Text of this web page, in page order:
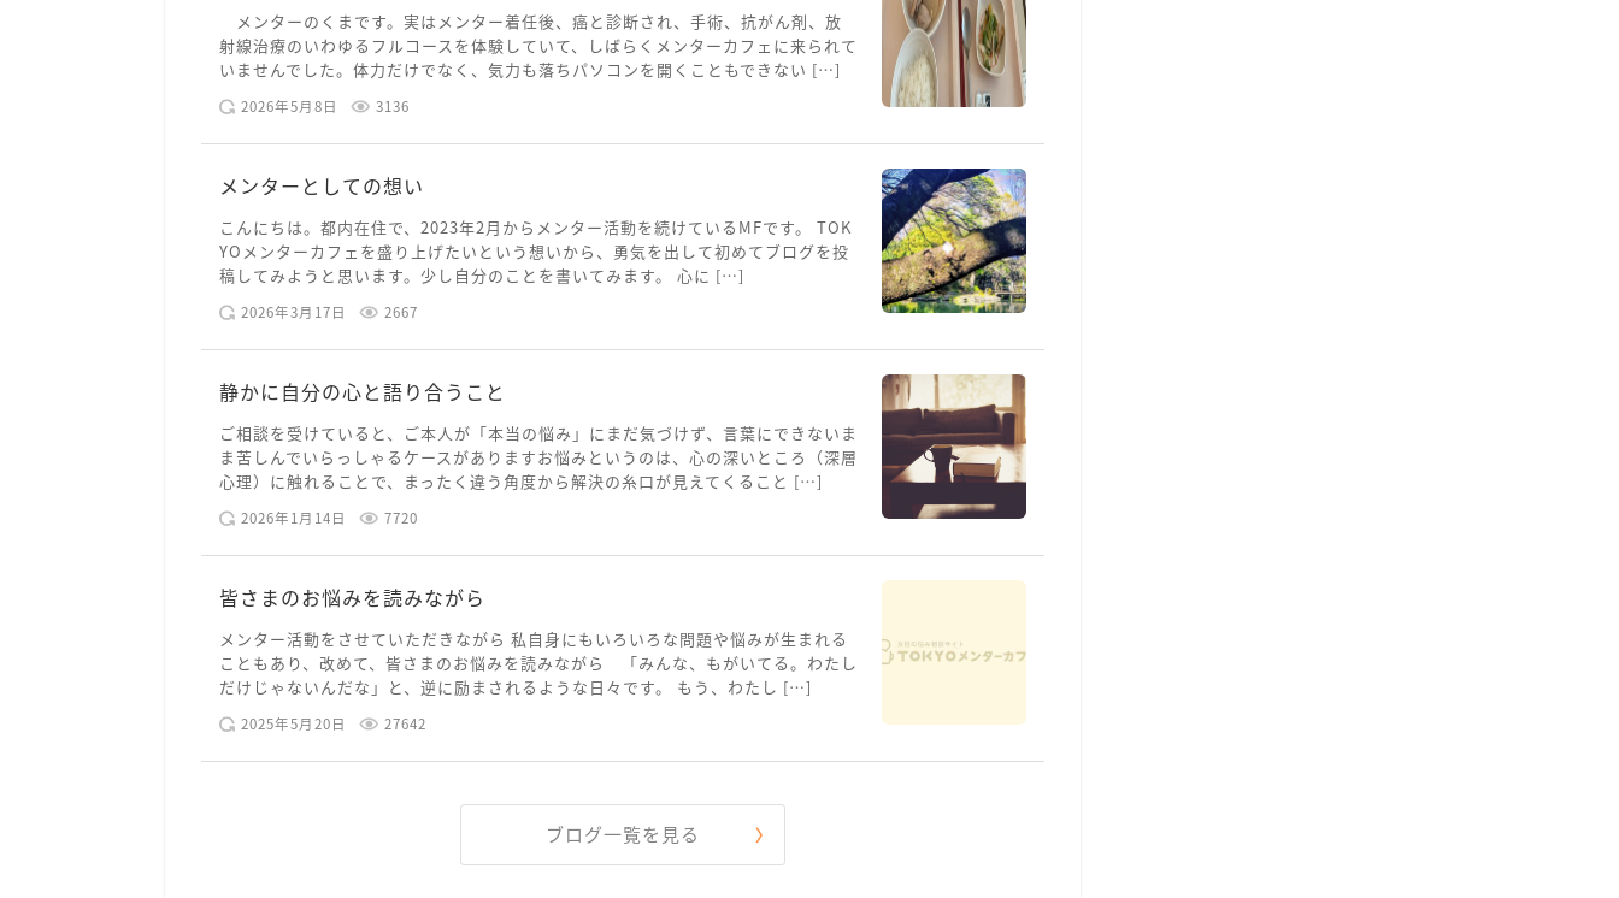
メンターのくまです。実はメンター着任後、癌と診断され、手術、抗がん剤、放
射線治療のいわゆるフルコースを体験していて、しばらくメンターカフェに来られて
いませんでした。体力だけでなく、気力も落ちパソコンを開くこともできない […]
2026年5月8日 3136
メンターとしての想い
こんにちは。都内在住で、2023年2月からメンター活動を続けているMFです。 TOK
YOメンターカフェを盛り上げたいという想いから、勇気を出して初めてブログを投
稿してみようと思います。少し自分のことを書いてみます。 心に […]
2026年3月17日 2667
静かに自分の心と語り合うこと
ご相談を受けていると、ご本人が「本当の悩み」にまだ気づけず、言葉にできないま
ま苦しんでいらっしゃるケースがありますお悩みというのは、心の深いところ（深層
心理）に触れることで、まったく違う角度から解決の糸口が見えてくること […]
2026年1月14日 7720
皆さまのお悩みを読みながら
メンター活動をさせていただきながら 私自身にもいろいろな問題や悩みが生まれる
こともあり、改めて、皆さまのお悩みを読みながら 「みんな、もがいてる。わたし
だけじゃないんだな」と、逆に励まされるような日々です。 もう、わたし […]
2025年5月20日 27642
ブログ一覧を見る